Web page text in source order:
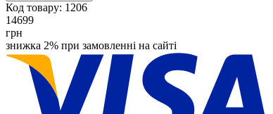
Код товару: 1206
14699
грн
знижка 2% при замовленні на сайті